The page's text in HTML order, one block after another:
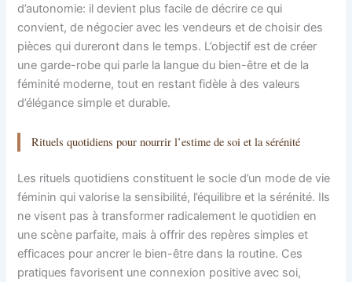
d’autonomie: il devient plus facile de décrire ce qui
convient, de négocier avec les vendeurs et de choisir des
pièces qui dureront dans le temps. L’objectif est de créer
une garde-robe qui parle la langue du bien-être et de la
féminité moderne, tout en restant fidèle à des valeurs
d’élégance simple et durable.
Rituels quotidiens pour nourrir l’estime de soi et la sérénité
Les rituels quotidiens constituent le socle d’un mode de vie
féminin qui valorise la sensibilité, l’équilibre et la sérénité. Ils
ne visent pas à transformer radicalement le quotidien en
une scène parfaite, mais à offrir des repères simples et
efficaces pour ancrer le bien-être dans la routine. Ces
pratiques favorisent une connexion positive avec soi,